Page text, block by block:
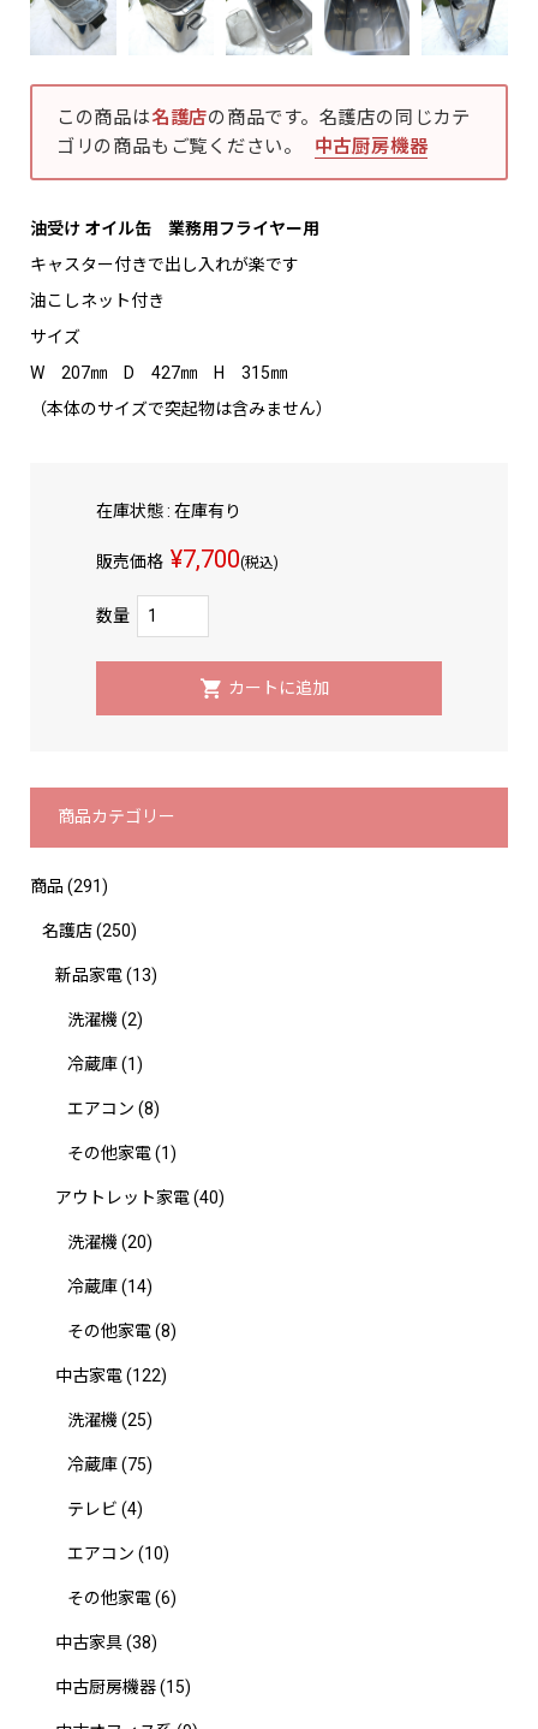
この商品は名護店の商品です。名護店の同じカテ
ゴリの商品もご覧ください。
中古厨房機器
油受け オイル缶 業務用フライヤー用
キャスター付きで出し入れが楽です
油こしネット付き
サイズ
W 207㎜ D 427㎜ H 315㎜
（本体のサイズで突起物は含みません）
在庫状態 : 在庫有り
販売価格 ¥7,700(税込)
数量
商品カテゴリー
商品 (291)
名護店(250)
新品家電(13)
洗濯機 (2)
冷蔵庫(1)
エアコン (8)
その他家電(1)
アウトレット家電(40)
洗濯機 (20)
冷蔵庫(14)
その他家電(8)
中古家電(122)
洗濯機 (25)
冷蔵庫(75)
テレビ (4)
エアコン (10)
その他家電(6)
中古家具(38)
中古厨房機器(15)